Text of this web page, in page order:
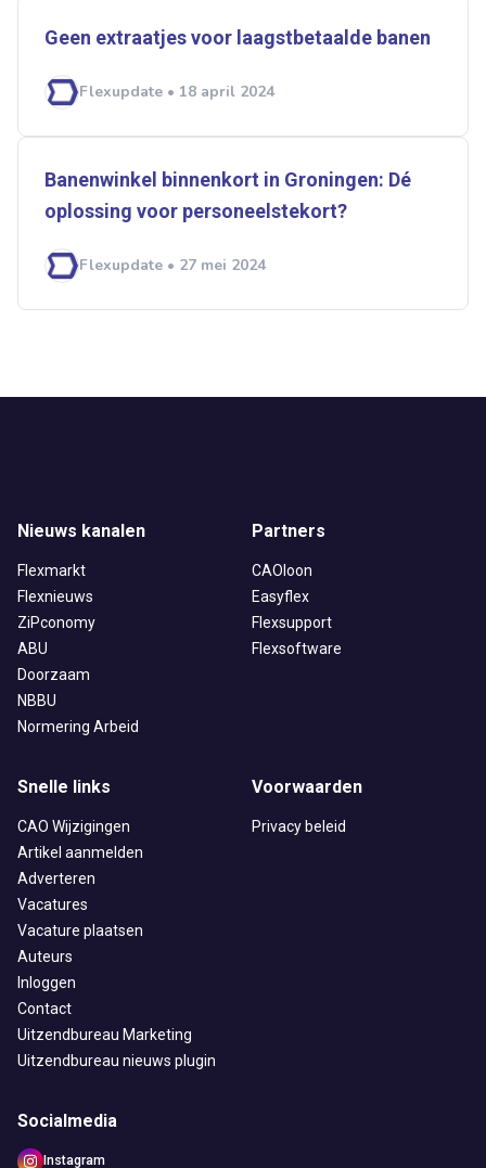
Geen extraatjes voor laagstbetaalde banen
Flexupdate • 18 april 2024
Banenwinkel binnenkort in Groningen: Dé
oplossing voor personeelstekort?
Flexupdate • 27 mei 2024
Nieuws kanalen
Flexmarkt
Flexnieuws
ZiPconomy
ABU
Doorzaam
NBBU
Normering Arbeid
Partners
CAOloon
Easyflex
Flexsupport
Flexsoftware
Snelle links
CAO Wijzigingen
Artikel aanmelden
Adverteren
Vacatures
Vacature plaatsen
Auteurs
Inloggen
Contact
Uitzendbureau Marketing
Uitzendbureau nieuws plugin
Voorwaarden
Privacy beleid
Socialmedia
Instagram